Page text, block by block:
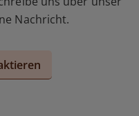
Nachricht.